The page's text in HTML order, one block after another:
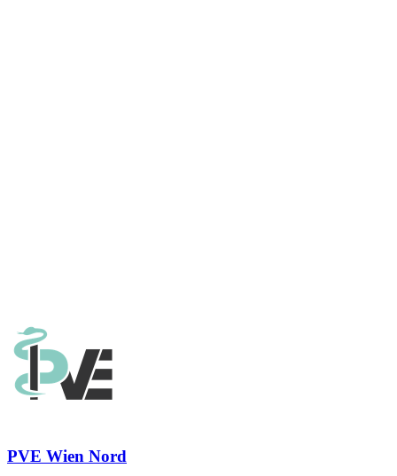
PVE Wien Nord